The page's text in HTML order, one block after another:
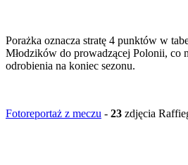
Porażka oznacza stratę 4 punktów w
Młodzików do prowadzącej Polonii, co
odrobienia na koniec sezonu.
Fotoreportaż z meczu - 23 zdjęcia